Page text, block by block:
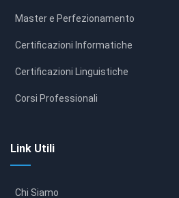
Master e Perfezionamento
Certificazioni Informatiche
Certificazioni Linguistiche
Corsi Professionali
Link Utili
Chi Siamo